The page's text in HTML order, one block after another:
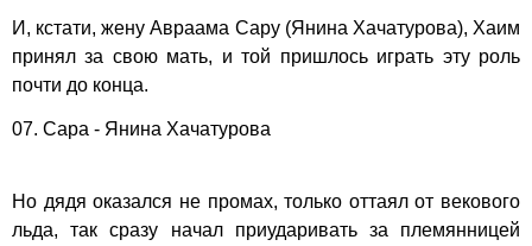
И, кстати, жену Авраама Сару (Янина Хачатурова), Хаим
принял за свою мать, и той пришлось играть эту роль
почти до конца.
07. Сара - Янина Хачатурова
Но дядя оказался не промах, только оттаял от векового
льда, так сразу начал приударивать за племянницей